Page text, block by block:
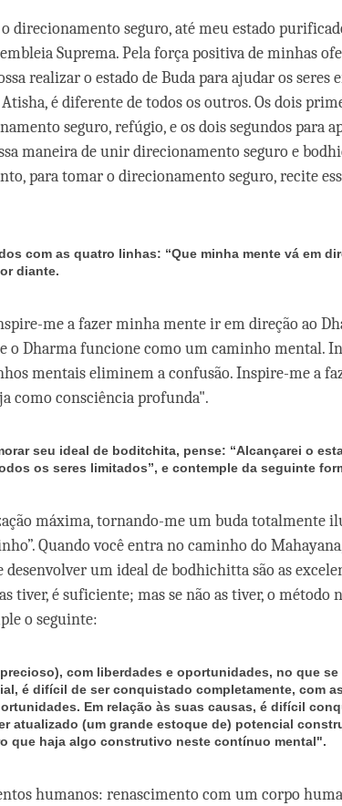
direcionamento seguro, até meu estado
Suprema. Pela força positiva de minhas
realizar o estado de Buda para ajudar os seres
é diferente de todos os outros. Os dois
seguro, refúgio, e os dois segundos para
maneira de unir direcionamento seguro e
para tomar o direcionamento seguro, recite
com as quatro linhas: “Que minha mente vá em
diante.
me a fazer minha mente ir em direção ao
o Dharma funcione como um caminho mental.
mentais eliminem a confusão. Inspire-me a
como consciência profunda".
seu ideal de boditchita, pense: “Alcançarei o
os seres limitados”, e contemple da seguinte
máxima, tornando-me um buda totalmente
Quando você entra no caminho do
desenvolver um ideal de bodhichitta são as
tiver, é suficiente; mas se não as tiver, o método
o seguinte:
com liberdades e oportunidades, no que se
é difícil de ser conquistado completamente, com
Em relação às suas causas, é difícil
atualizado (um grande estoque de) potencial
que haja algo construtivo neste contínuo mental".
humanos: renascimento com um corpo